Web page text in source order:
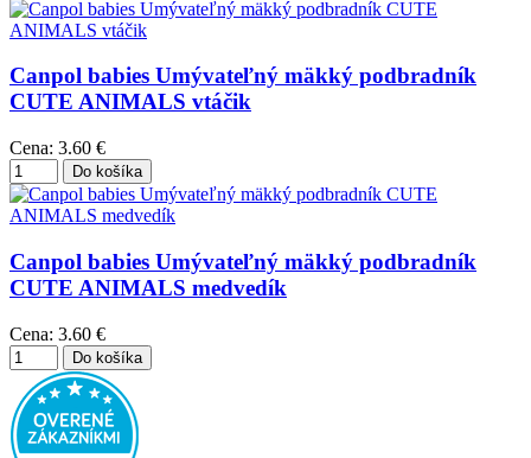
Canpol babies Umývateľný mäkký podbradník
CUTE ANIMALS vtáčik
Cena: 3.60 €
Canpol babies Umývateľný mäkký podbradník
CUTE ANIMALS medvedík
Cena: 3.60 €